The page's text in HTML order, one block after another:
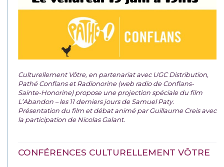
Culturellement Vôtre, en partenariat avec UGC Distribution,
Pathé Conflans et Radionorine (web radio de Conflans-
Sainte-Honorine) propose une projection spéciale du film
L’Abandon – les 11 derniers jours de Samuel Paty.
Présentation du film et débat animé par Guillaume Creis avec
la participation de Nicolas Galant.
CONFÉRENCES CULTURELLEMENT VÔTRE